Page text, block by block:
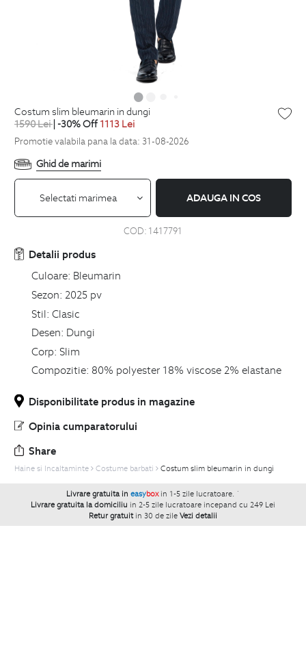
costum slim bleumarin in dungi
1590Lei| -30% Off 1113 Lei
Promotie valabila pana la data: 31-08-2026
Ghid de marimi
Selectati marimea ADAUGA IN COS
COD: 1417791
Detalii produs
Culoare: Bleumarin
Sezon: 2025 pv
Stil: Clasic
Desen: Dungi
Corp: Slim
Compozitie: 80% polyester 18% viscose 2% elastane
Disponibilitate produs in magazine
Opinia cumparatorului
Share
Haine si Incaltaminte Costume barbati Costum slim bleumarin in dungi
Livrare gratuita in easybox in 1-5 zile lucratoare. `
Livrare gratuita la domiciliu in 2-5 zile lucratoare incepand cu 249 Lei
Retur gratuit in 30 de zile Vezi detalii